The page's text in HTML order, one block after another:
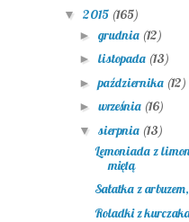
▼ 2015 (165)
► grudnia (12)
► listopada (13)
►października (12)
► września (16)
▼ sierpnia (13)
Lemoniada z
miętą
Sałatka z
Roladki z